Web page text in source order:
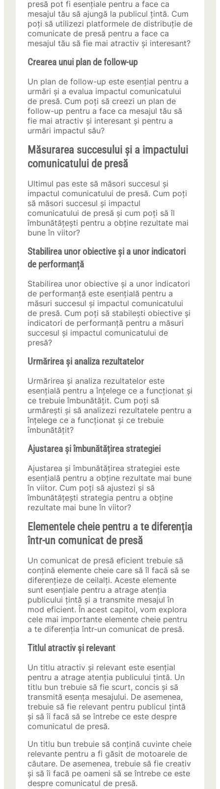
presă pot fi esențiale pentru a face ca
mesajul tău să ajungă la publicul țintă. Cum
poți să utilizezi platformele de distribuție de
comunicate de presă pentru a face ca
mesajul tău să fie mai atractiv și interesant?
Crearea unui plan de follow-up
Un plan de follow-up este esențial pentru a
urmări și a evalua impactul comunicatului
de presă. Cum poți să creezi un plan de
follow-up pentru a face ca mesajul tău să
fie mai atractiv și interesant și pentru a
urmări impactul său?
Măsurarea succesului și a impactului
comunicatului de presă
Ultimul pas este să măsori succesul și
impactul comunicatului de presă. Cum poți
să măsori succesul și impactul
comunicatului de presă și cum poți să îl
îmbunătățești pentru a obține rezultate mai
bune în viitor?
Stabilirea unor obiective și a unor indicatori
de performanță
Stabilirea unor obiective și a unor indicatori
de performanță este esențială pentru a
măsuri succesul și impactul comunicatului
de presă. Cum poți să stabilești obiective și
indicatori de performanță pentru a măsuri
succesul și impactul comunicatului de
presă?
Urmărirea și analiza rezultatelor
Urmărirea și analiza rezultatelor este
esențială pentru a înțelege ce a funcționat și
ce trebuie îmbunătățit. Cum poți să
urmărești și să analizezi rezultatele pentru a
înțelege ce a funcționat și ce trebuie
îmbunătățit?
Ajustarea și îmbunătățirea strategiei
Ajustarea și îmbunătățirea strategiei este
esențială pentru a obține rezultate mai bune
în viitor. Cum poți să ajustezi și să
îmbunătățești strategia pentru a obține
rezultate mai bune în viitor?
Elementele cheie pentru a te diferenția
într-un comunicat de presă
Un comunicat de presă eficient trebuie să
conțină elemente cheie care să îl facă să se
diferențieze de ceilalți. Aceste elemente
sunt esențiale pentru a atrage atenția
publicului țintă și a transmite mesajul în
mod eficient. În acest capitol, vom explora
cele mai importante elemente cheie pentru
a te diferenția într-un comunicat de presă.
Titlul atractiv și relevant
Un titlu atractiv și relevant este esențial
pentru a atrage atenția publicului țintă. Un
titlu bun trebuie să fie scurt, concis și să
transmită esența mesajului. De asemenea,
trebuie să fie relevant pentru publicul țintă
și să îi facă să se întrebe ce este despre
comunicatul de presă.
Un titlu bun trebuie să conțină cuvinte cheie
relevante pentru a fi găsit de motoarele de
căutare. De asemenea, trebuie să fie creativ
și să îi facă pe oameni să se întrebe ce este
despre comunicatul de presă.